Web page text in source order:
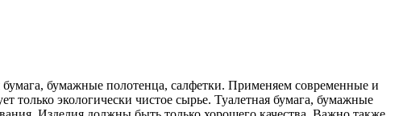
бумажные полотенца, салфетки. Применяем современные и
только экологически чистое сырье. Туалетная бумага, бумажные